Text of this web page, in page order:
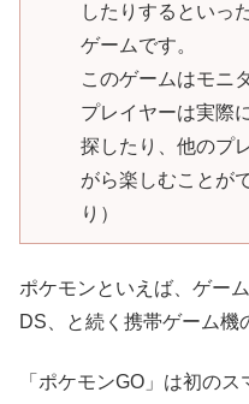
したりするといっ
ゲームです。
このゲームはモニ
プレイヤーは実際
探したり、他のプ
がら楽しむことが
り）
ポケモンといえば、ゲー
DS、と続く携帯ゲーム
「ポケモンGO」は初の